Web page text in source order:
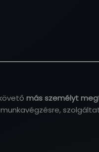
más személyt